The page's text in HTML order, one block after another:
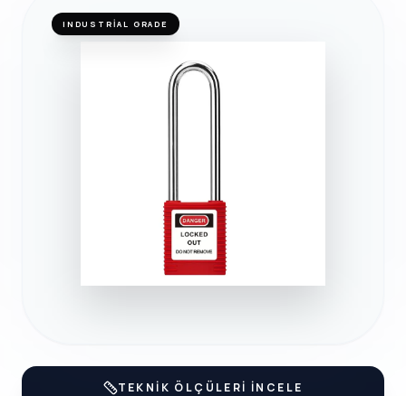
INDUSTRIAL GRADE
TEKNIK ÖLÇÜLERI İNCELE